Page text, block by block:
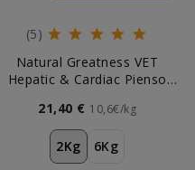
(5)
Natural Greatness VET
Hepatic & Cardiac Pienso
21,40 € 10,6€/kg
2Kg 6Kg